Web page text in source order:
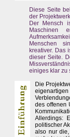
Diese Seite
der
Der Mensch
Maschinen
Menschen
kreativer. Das
dieser Seite.
einiges klar zu
Die
des offenen
Allerdings:
politischer
also nur